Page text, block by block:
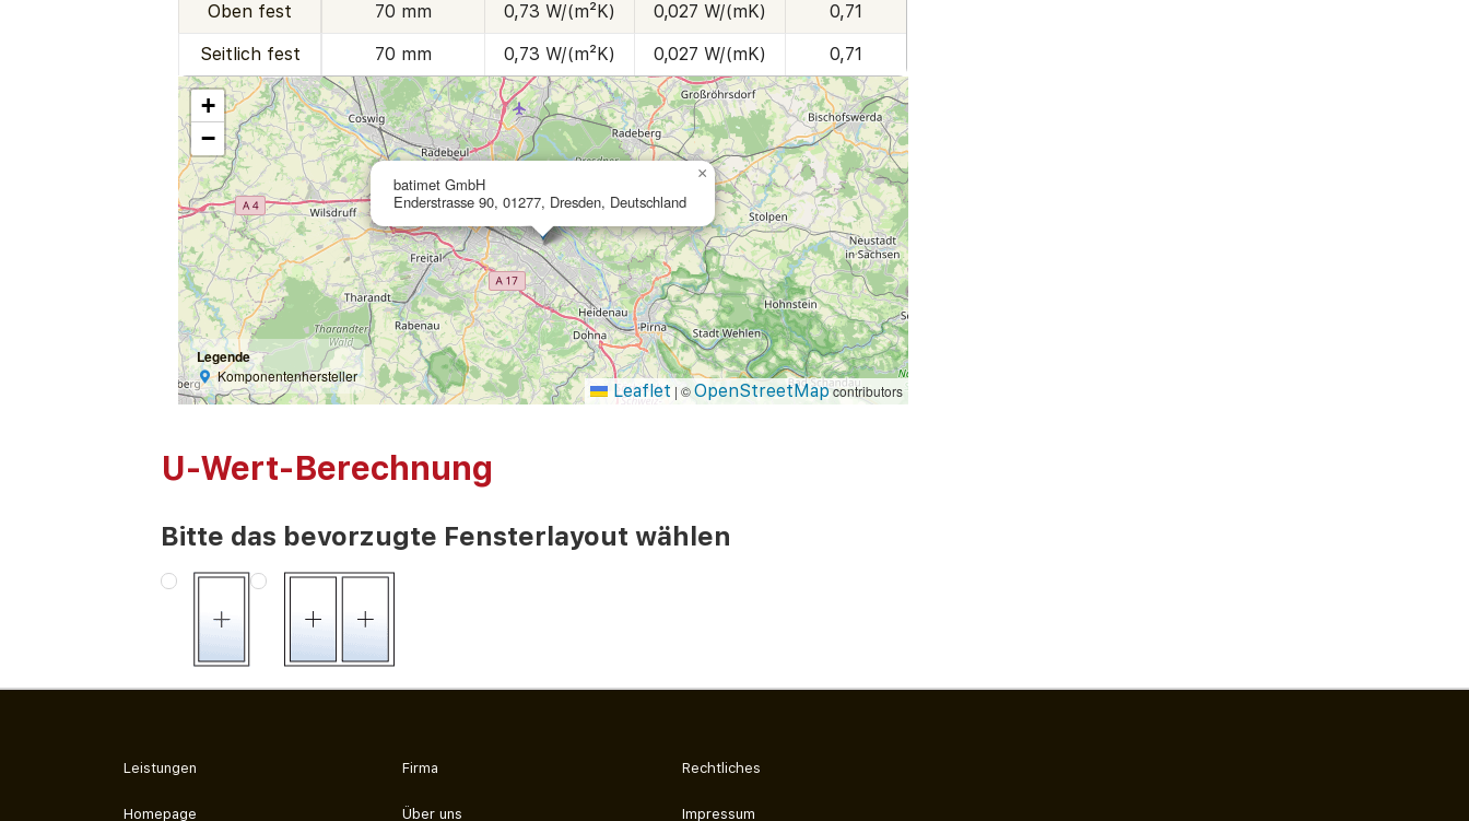
Oben fest 70 mm 0,73 W/(m²K) 0,027 W/(mK) 0,71
Seitlich fest 70 mm 0,73 W/(m²K) 0,027 W/(mK) 0,71
batimet GmbH
Enderstrasse 90, 01277, Dresden, Deutschland
×
+
−
Legende
Komponentenhersteller
Leaflet | ©OpenStreetMapcontributors
U-Wert-Berechnung
Bitte das bevorzugte Fenster­layout wählen
Leistungen
Homepage
Firma
Über uns
Rechtliches
Impressum